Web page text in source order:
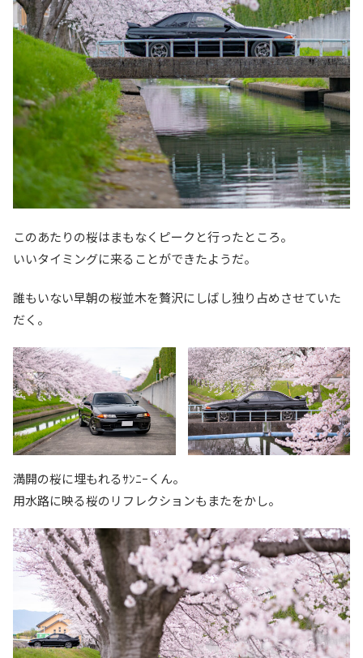
このあたりの桜はまもなくピークと行ったところ。
いいタイミングに来ることができたようだ。
誰もいない早朝の桜並木を贅沢にしばし独り占めさせていた
だく。
満開の桜に埋もれるｻﾝﾆｰくん。
用水路に映る桜のリフレクションもまたをかし。